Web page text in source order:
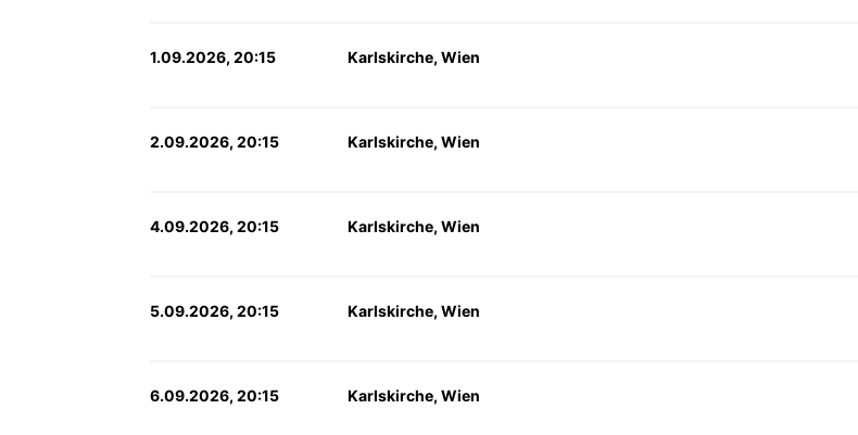
1.09.2026, 20:15 Karlskirche, Wien
2.09.2026, 20:15 Karlskirche, Wien
4.09.2026, 20:15 Karlskirche, Wien
5.09.2026, 20:15 Karlskirche, Wien
6.09.2026, 20:15 Karlskirche, Wien